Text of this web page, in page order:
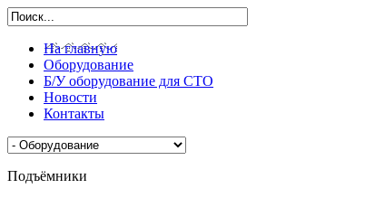
На главную
Оборудование
Б/У оборудование для СТО
Новости
Контакты
Подъёмники